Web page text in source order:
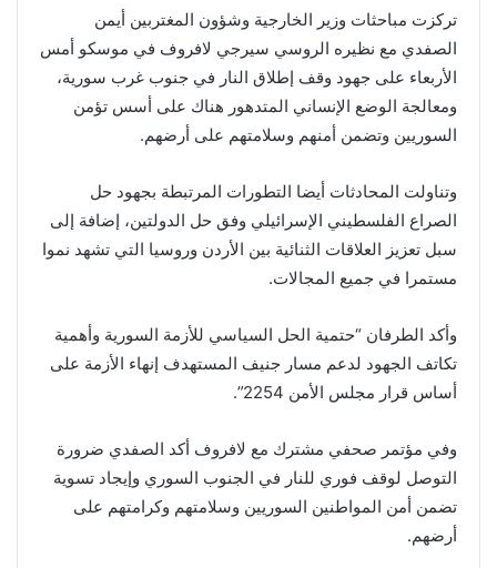
تركزت مباحثات وزير الخارجية وشؤون المغتربين أيمن
الصفدي مع نظيره الروسي سيرجي لافروف في موسكو أمس
الأربعاء على جهود وقف إطلاق النار في جنوب غرب سورية،
ومعالجة الوضع الإنساني المتدهور هناك على أسس تؤمن
السوريين وتضمن أمنهم وسلامتهم على أرضهم.
وتناولت المحادثات أيضا التطورات المرتبطة بجهود حل
الصراع الفلسطيني الإسرائيلي وفق حل الدولتين، إضافة إلى
سبل تعزيز العلاقات الثنائية بين الأردن وروسيا التي تشهد نموا
مستمرا في جميع المجالات.
وأكد الطرفان “حتمية الحل السياسي للأزمة السورية وأهمية
تكاتف الجهود لدعم مسار جنيف المستهدف إنهاء الأزمة على
أساس قرار مجلس الأمن 2254”.
وفي مؤتمر صحفي مشترك مع لافروف أكد الصفدي ضرورة
التوصل لوقف فوري للنار في الجنوب السوري وإيجاد تسوية
تضمن أمن المواطنين السوريين وسلامتهم وكرامتهم على
أرضهم.